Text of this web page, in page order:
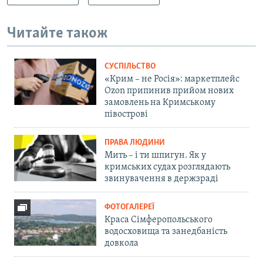
Читайте також
СУСПІЛЬСТВО
«Крим – не Росія»: маркетплейс
Ozon припинив прийом нових
замовлень на Кримському
півострові
ПРАВА ЛЮДИНИ
Мить – і ти шпигун. Як у
кримських судах розглядають
звинувачення в держзраді
ФОТОГАЛЕРЕЇ
Краса Сімферопольського
водосховища та занедбаність
довкола